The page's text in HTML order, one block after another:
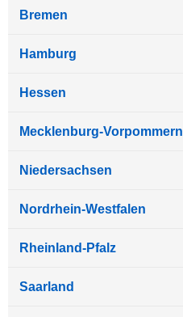
Bremen
Hamburg
Hessen
Mecklenburg-Vorpommern
Niedersachsen
Nordrhein-Westfalen
Rheinland-Pfalz
Saarland